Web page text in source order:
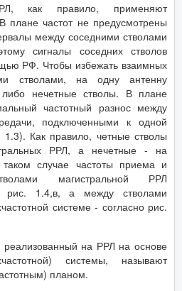
как правило, применяют
плане частот не предусмотрены
между соседними стволами
сигналы соседних стволов
РФ. Чтобы избежать взаимных
стволами, на одну антенну
нечетные стволы. В плане
частотный разнос между
подключенными к одной
Как правило, четные стволы
РРЛ, а нечетные - на
случае частоты приема и
магистральной РРЛ
рис. 1.4,в, а между стволами
системе - согласно рис.
реализованный на РРЛ на основе
системы, называют
планом.